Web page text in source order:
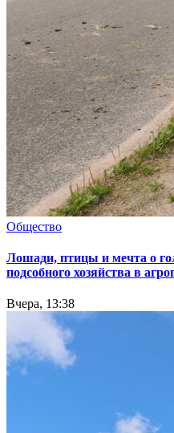
Общество
Лошади, птицы и мечта о
подсобного хозяйства в
Вчера, 13:38